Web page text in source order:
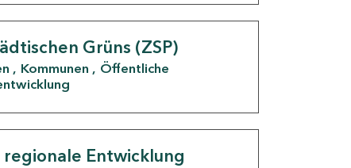
Grüns (ZSP)
Kommunen
Öffentliche
Entwicklung